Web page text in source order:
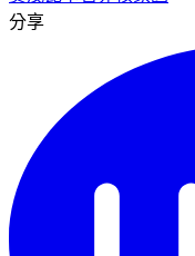
分享